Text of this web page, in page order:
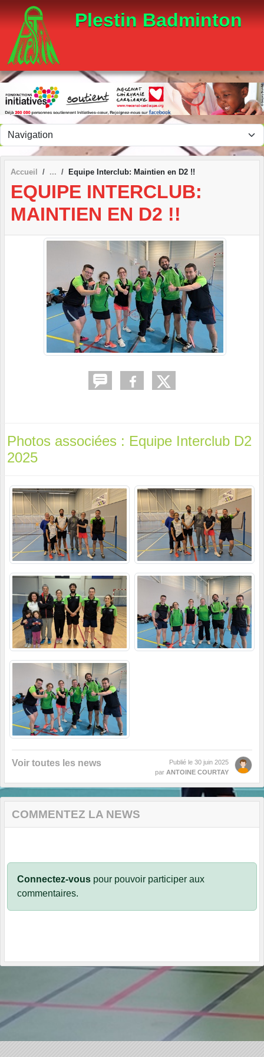
Plestin Badminton
Accueil Equipe Interclub: Maintien en D2 !!
EQUIPE INTERCLUB:
MAINTIEN EN D2 !!
Photos associées : Equipe Interclub D2
2025
Voir toutes les news Publié le 30 juin 2025
par ANTOINE COURTAY
COMMENTEZ LA NEWS
Connectez-vous pour pouvoir participer aux
commentaires.
Panneau de gestion des cookies